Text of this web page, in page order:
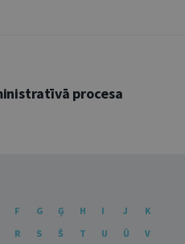
procesa
F G Ģ H I J
K
R S Š T U Ū
V